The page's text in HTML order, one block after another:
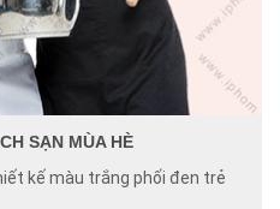
SẠN MÙA HÈ
kế màu trắng phối đen trẻ